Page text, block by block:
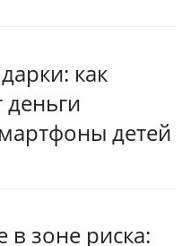
как
детей
зоне риска: